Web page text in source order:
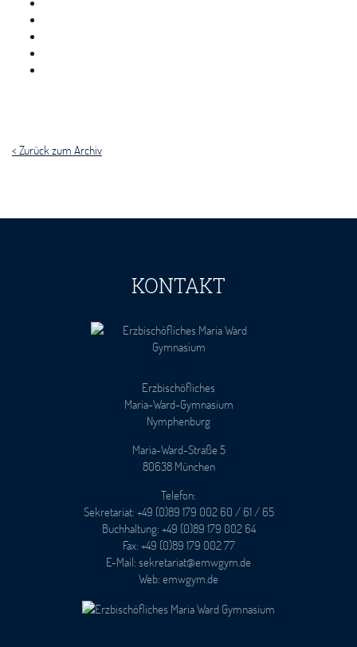
< Zurück zum Archiv
KONTAKT
Erzbischöfliches
Maria-Ward-Gymnasium
Nymphenburg
Maria-Ward-Straße 5
80638 München
Telefon:
Sekretariat: +49 (0)89 179 002 60 / 61 / 65
Buchhaltung: +49 (0)89 179 002 64
Fax: +49 (0)89 179 002 77
E-Mail: sekretariat@emwgym.de
Web: emwgym.de